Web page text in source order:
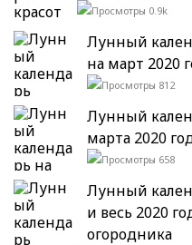
0.9k
Лунный
на март 2020
812
Лунный
марта 2020
658
Лунный
и весь 2020
огородника